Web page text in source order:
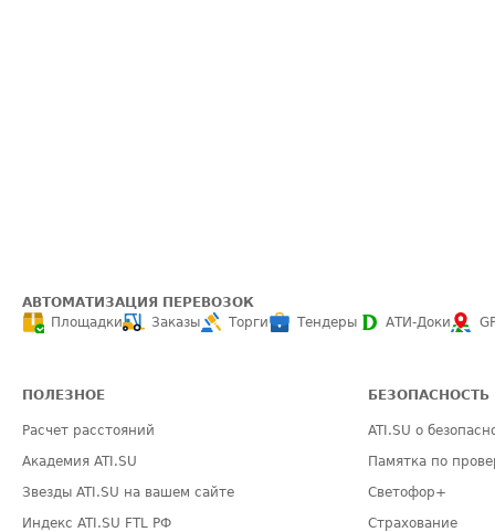
АВТОМАТИЗАЦИЯ ПЕРЕВОЗОК
Площадки
Заказы Торги Тендеры АТИ-Доки
ПОЛЕЗНОЕ
Расчет расстояний
Академия ATI.SU
Звезды ATI.SU на вашем сайте
Индекс ATI.SU FTL РФ
БЕЗОПАСНОСТЬ
ATI.SU о
Памятка по
Светофор+
Страхование